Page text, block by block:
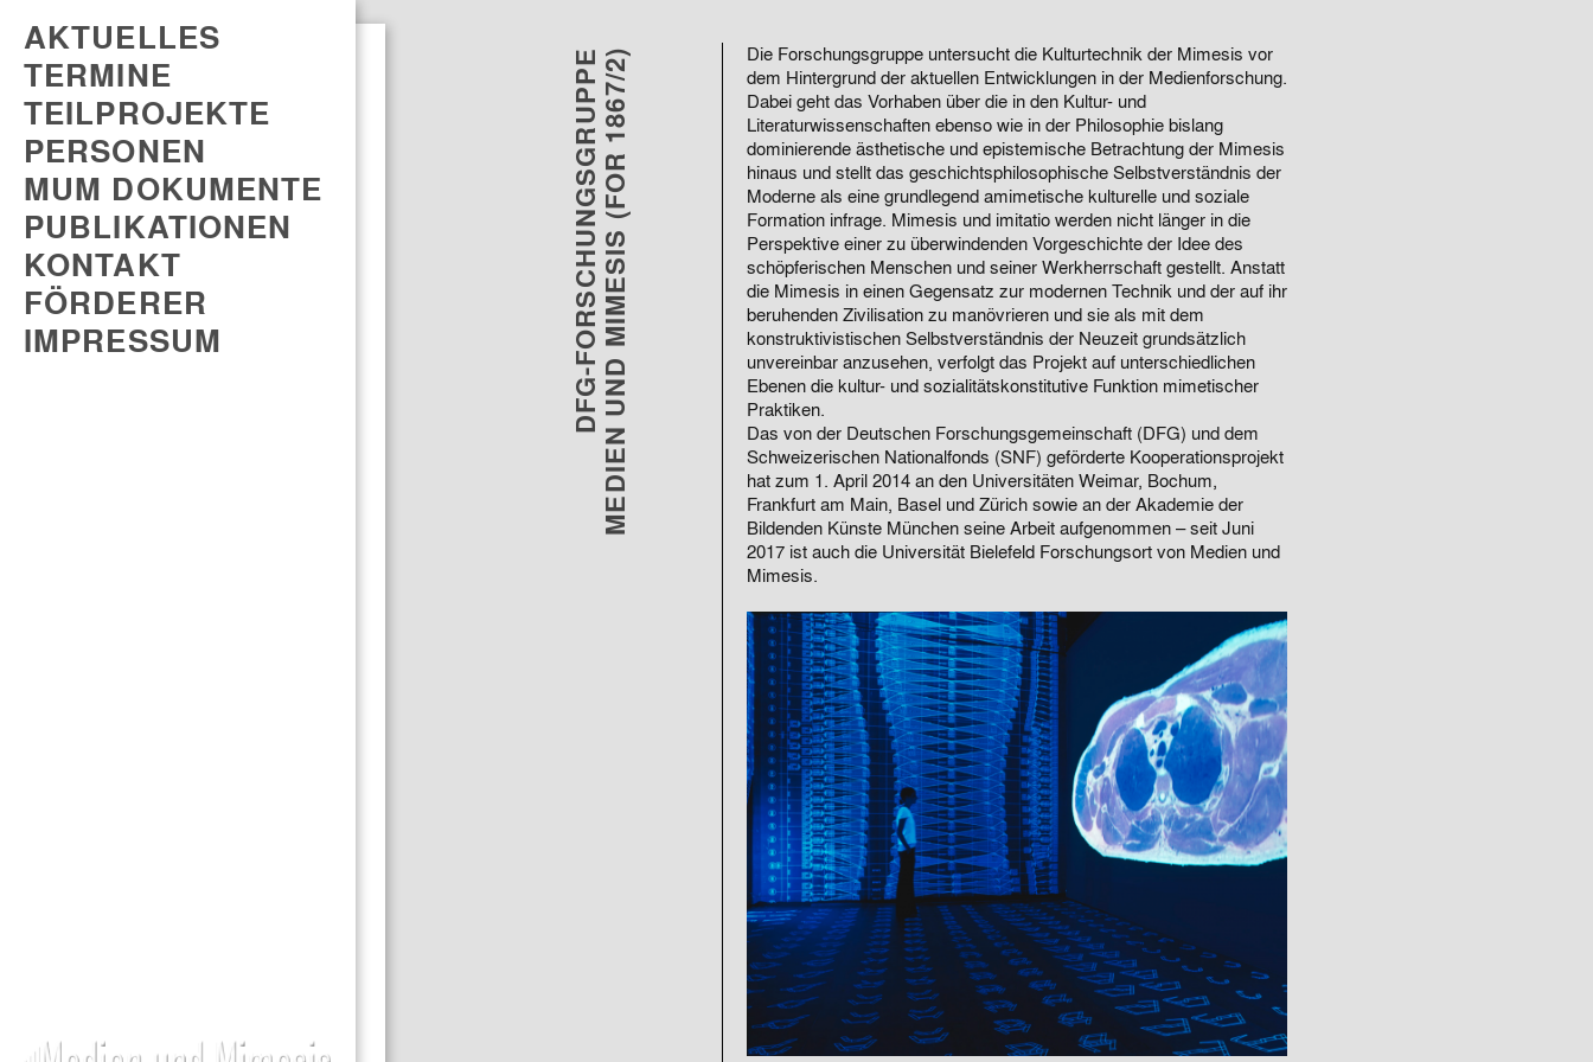
DFG-FORSCHUNGSGRUPPEMEDIEN UND MIMESIS (FOR 1867/2)
Die Forschungsgruppe untersucht die Kulturtechnik der Mimesis vor
dem Hintergrund der aktuellen Entwicklungen in der Medienforschung.
Dabei geht das Vorhaben über die in den Kultur- und
Literaturwissenschaften ebenso wie in der Philosophie bislang
dominierende ästhetische und epistemische Betrachtung der Mimesis
hinaus und stellt das geschichtsphilosophische Selbstverständnis der
Moderne als eine grundlegend amimetische kulturelle und soziale
Formation infrage. Mimesis und imitatio werden nicht länger in die
Perspektive einer zu überwindenden Vorgeschichte der Idee des
schöpferischen Menschen und seiner Werkherrschaft gestellt. Anstatt
die Mimesis in einen Gegensatz zur modernen Technik und der auf ihr
beruhenden Zivilisation zu manövrieren und sie als mit dem
konstruktivistischen Selbstverständnis der Neuzeit grundsätzlich
unvereinbar anzusehen, verfolgt das Projekt auf unterschiedlichen
Ebenen die kultur- und sozialitätskonstitutive Funktion mimetischer
Praktiken.
Das von der Deutschen Forschungsgemeinschaft (DFG) und dem
Schweizerischen Nationalfonds (SNF) geförderte Kooperationsprojekt
hat zum 1. April 2014 an den Universitäten Weimar, Bochum,
Frankfurt am Main, Basel und Zürich sowie an der Akademie der
Bildenden Künste München seine Arbeit aufgenommen – seit Juni
2017 ist auch die Universität Bielefeld Forschungsort von Medien und
Mimesis.
AKTUELLES
TERMINE
TEILPROJEKTE
PERSONEN
MUM DOKUMENTE
PUBLIKATIONEN
KONTAKT
FÖRDERER
IMPRESSUM